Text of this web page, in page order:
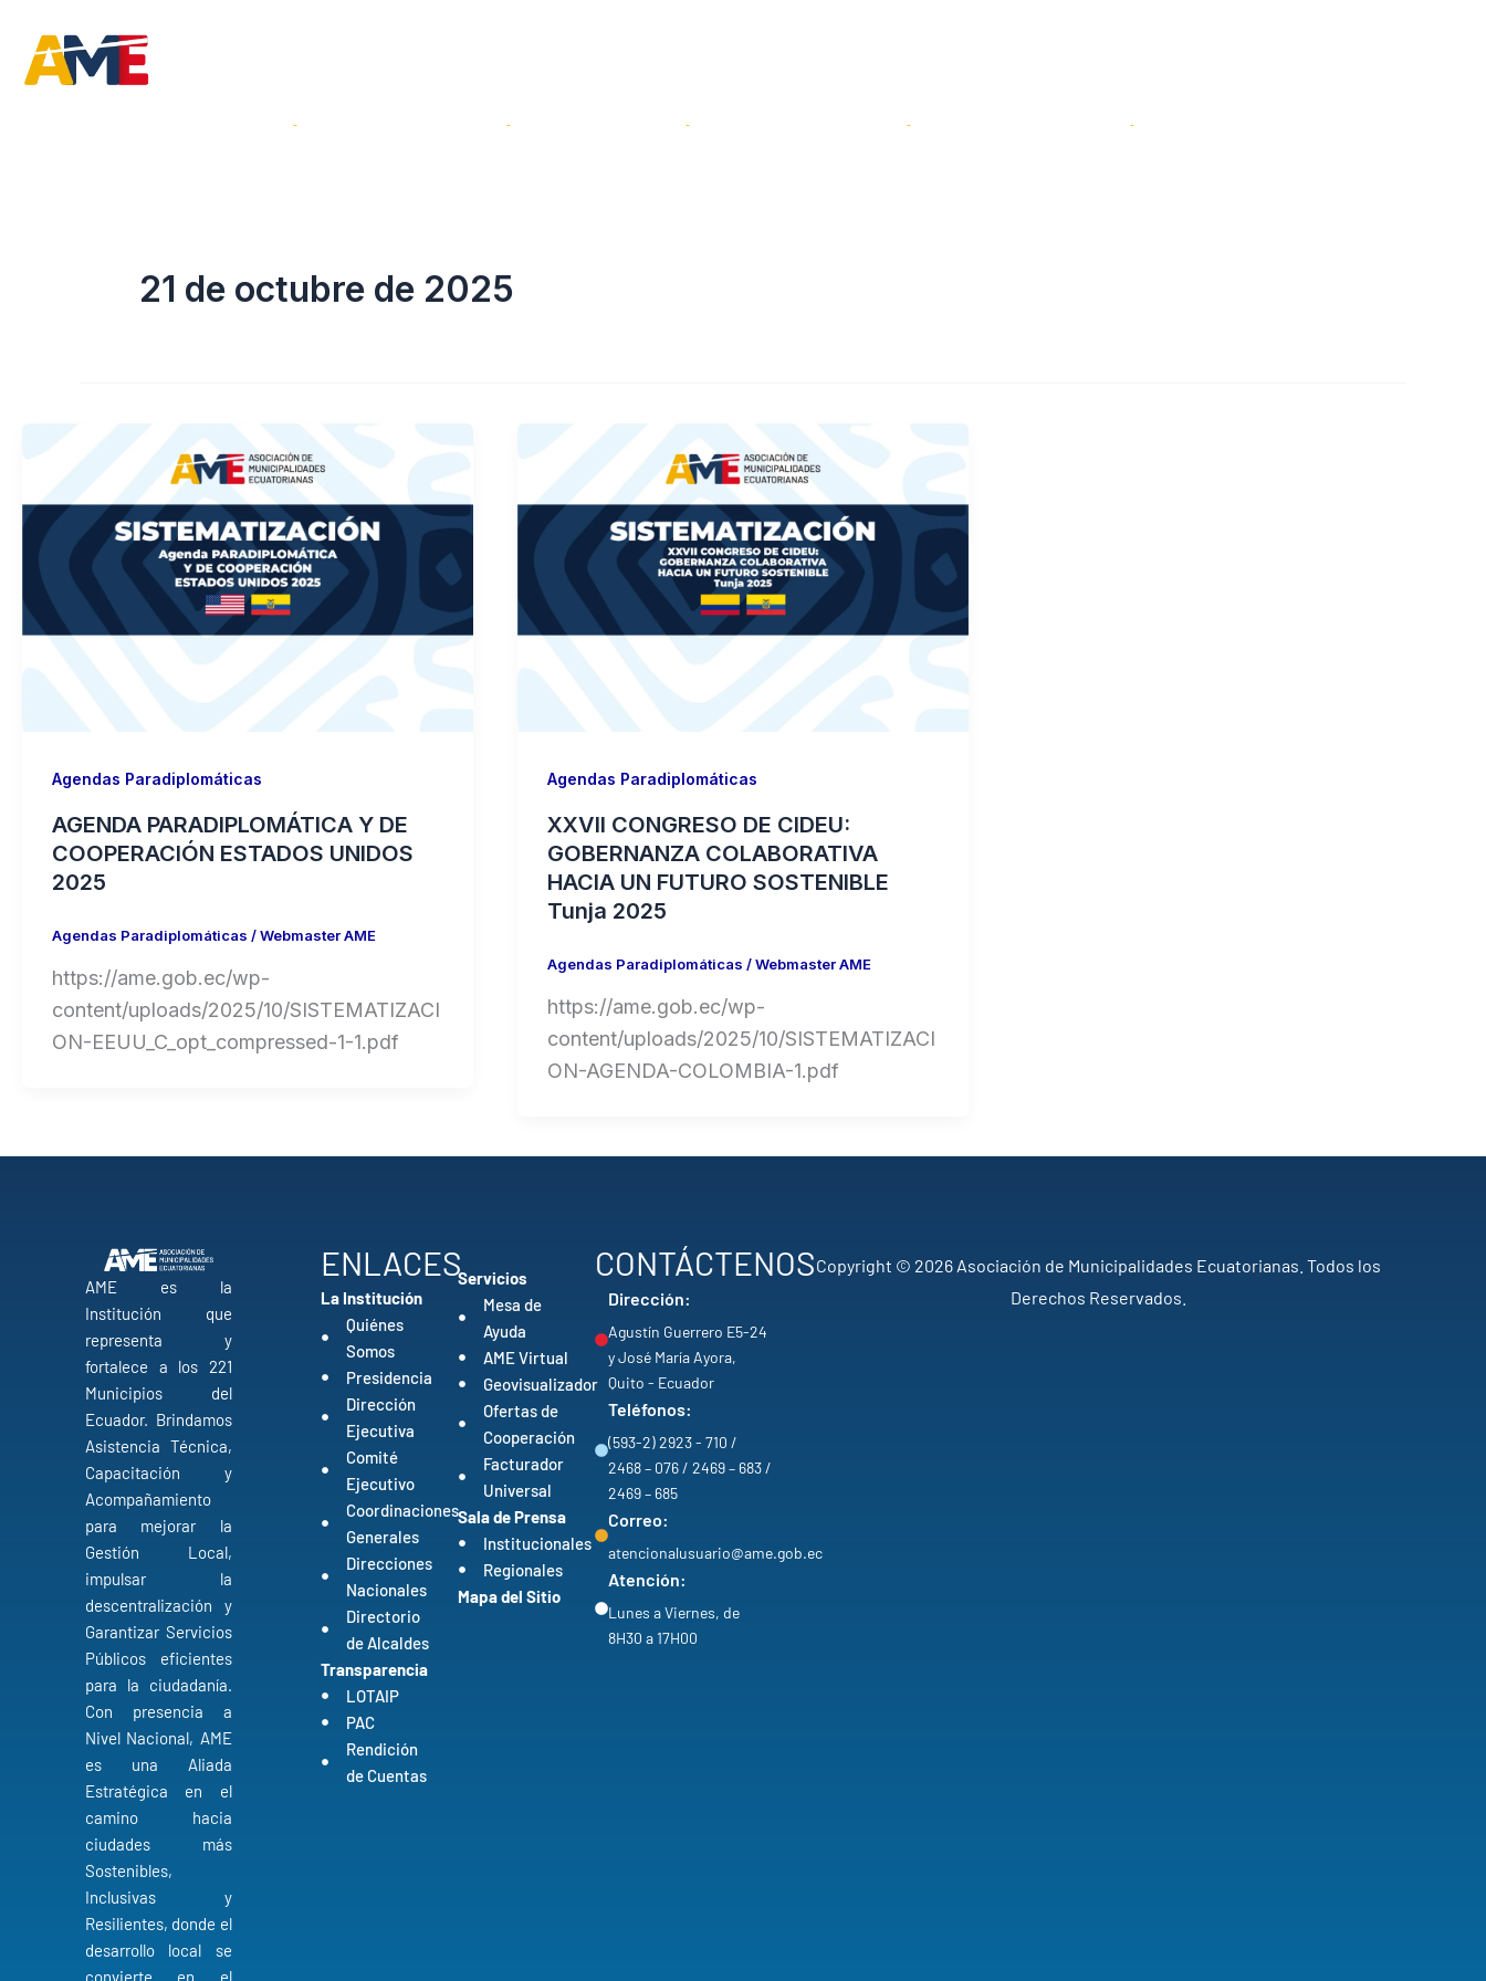
contenido
21 de octubre de 2025
Agendas Paradiplomáticas
AGENDA PARADIPLOMÁTICA Y DE
COOPERACIÓN ESTADOS UNIDOS
2025
Agendas Paradiplomáticas /Webmaster AME
https://ame.gob.ec/wp-
content/uploads/2025/10/SISTEMATIZACI
ON-EEUU_C_opt_compressed-1-1.pdf
Agendas Paradiplomáticas
XXVII CONGRESO DE CIDEU:
GOBERNANZA COLABORATIVA
HACIA UN FUTURO SOSTENIBLE
Tunja 2025
Agendas Paradiplomáticas /Webmaster AME
https://ame.gob.ec/wp-
content/uploads/2025/10/SISTEMATIZACI
ON-AGENDA-COLOMBIA-1.pdf
AME es la
Institución que
representa y
fortalece a los 221
Municipios del
Ecuador. Brindamos
Asistencia Técnica,
Capacitación y
Acompañamiento
para mejorar la
Gestión Local,
impulsar la
descentralización y
Garantizar Servicios
Públicos eficientes
para la ciudadanía.
Con presencia a
Nivel Nacional, AME
es una Aliada
Estratégica en el
camino hacia
ciudades más
Sostenibles,
Inclusivas y
Resilientes, donde el
desarrollo local se
convierte en el
ENLACES
La Institución
Quiénes
Somos
Presidencia
Dirección
Ejecutiva
Comité
Ejecutivo
Coordinaciones
Generales
Direcciones
Nacionales
Directorio
de Alcaldes
Transparencia
LOTAIP
PAC
Rendición
de Cuentas
Servicios
Mesa de
Ayuda
AME Virtual
Geovisualizador
Ofertas de
Cooperación
Facturador
Universal
Sala de Prensa
Institucionales
Regionales
Mapa del Sitio
CONTÁCTENOS
Dirección:
Agustín Guerrero E5-24
y José María Ayora,
Quito - Ecuador
Teléfonos:
(593-2) 2923 - 710 /
2468 – 076 / 2469 – 683 /
2469 – 685
Correo:
atencionalusuario@ame.gob.ec
Atención:
Lunes a Viernes, de
8H30 a 17H00
Copyright © 2026 Asociación de Municipalidades Ecuatorianas. Todos los
Derechos Reservados.